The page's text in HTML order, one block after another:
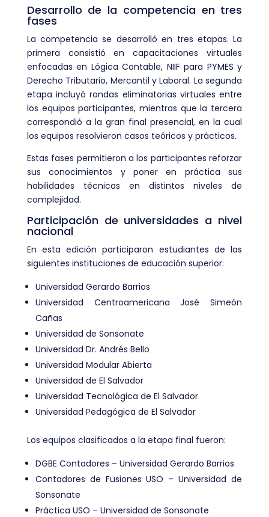
Desarrollo de la competencia en tres
fases
La competencia se desarrolló en tres etapas. La
primera consistió en capacitaciones virtuales
enfocadas en Lógica Contable, NIIF para PYMES y
Derecho Tributario, Mercantil y Laboral. La segunda
etapa incluyó rondas eliminatorias virtuales entre
los equipos participantes, mientras que la tercera
correspondió a la gran final presencial, en la cual
los equipos resolvieron casos teóricos y prácticos.
Estas fases permitieron a los participantes reforzar
sus conocimientos y poner en práctica sus
habilidades técnicas en distintos niveles de
complejidad.
Participación de universidades a nivel
nacional
En esta edición participaron estudiantes de las
siguientes instituciones de educación superior:
Universidad Gerardo Barrios
Universidad Centroamericana José Simeón
Cañas
Universidad de Sonsonate
Universidad Dr. Andrés Bello
Universidad Modular Abierta
Universidad de El Salvador
Universidad Tecnológica de El Salvador
Universidad Pedagógica de El Salvador
Los equipos clasificados a la etapa final fueron:
DGBE Contadores – Universidad Gerardo Barrios
Contadores de Fusiones USO – Universidad de
Sonsonate
Práctica USO – Universidad de Sonsonate